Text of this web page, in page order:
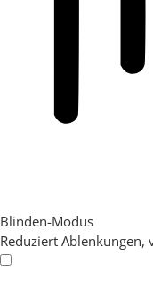
Blinden-Modus
Reduziert Ablenkungen,